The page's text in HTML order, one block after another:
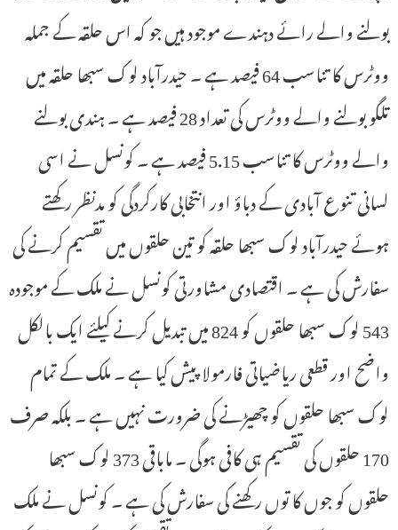
بولنے والے رائے دہندے موجود ہیں جو کہ اس حلقہ کے جملہ
ووٹرس کا تناسب 64 فیصد ہے ۔ حیدرآباد لوک سبھا حلقہ میں
تلگو بولنے والے ووٹرس کی تعداد 28 فیصد ہے ۔ ہندی بولنے
والے ووٹرس کا تناسب 5.15 فیصد ہے ۔ کونسل نے اسی
لسانی تنوع آبادی کے دباؤ اور انتخابی کارکردگی کو مدنظر رکھتے
ہوئے حیدرآباد لوک سبھا حلقہ کو تین حلقوں میں تقسیم کرنے کی
سفارش کی ہے ۔ اقتصادی مشاورتی کونسل نے ملک کے موجودہ
543 لوک سبھا حلقوں کو 824 میں تبدیل کرنے کیلئے ایک بالکل
واضح اور قطعی ریاضیاتی فارمولا پیش کیا ہے ۔ ملک کے تمام
لوک سبھا حلقوں کو چھیڑنے کی ضرورت نہیں ہے ۔ بلکہ صرف
170 حلقوں کی تقسیم ہی کافی ہوگی ۔ ماباقی 373 لوک سبھا
حلقوں کو جوں کا توں رکھنے کی سفارش کی ہے ۔ کونسل نے ملک